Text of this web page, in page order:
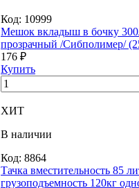
Код: 10999
Мешок вкладыш в бочку
прозрачный /Сибполимер/
176 ₽
Купить
ХИТ
В наличии
Код: 8864
Тачка вместительность 85
грузоподъемность 120кг